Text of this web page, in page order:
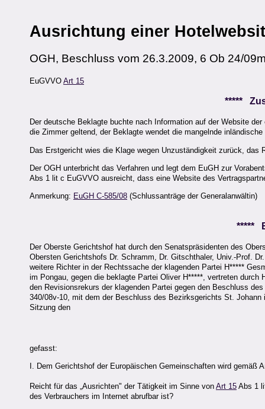
Ausrichtung einer
OGH, Beschluss vom 26.3.2009, 6 Ob 24/
EuGVVO Art 15
*****
Der deutsche Beklagte buchte nach Information auf der Website
die Zimmer geltend, der Beklagte wendet die mangelnde
Das Erstgericht wies die Klage wegen Unzuständigkeit zurück, das
Der OGH unterbricht das Verfahren und legt dem EuGH zur
Abs 1 lit c EuGVVO ausreicht, dass eine Website des
Anmerkung: EuGH C-585/08 (Schlussanträge der Generalanwältin)
*****
Der Oberste Gerichtshof hat durch den Senatspräsidenten des
Obersten Gerichtshofs Dr. Schramm, Dr. Gitschthaler, Univ.-Prof.
weitere Richter in der Rechtssache der klagenden Partei H*****
im Pongau, gegen die beklagte Partei Oliver H*****, vertreten
den Revisionsrekurs der klagenden Partei gegen den Beschluss
340/08v-10, mit dem der Beschluss des Bezirksgerichts St.
Sitzung den
gefasst:
I. Dem Gerichtshof der Europäischen Gemeinschaften wird gemäß
Reicht für das „Ausrichten" der Tätigkeit im Sinne von Art 15 Abs 1
des Verbrauchers im Internet abrufbar ist?